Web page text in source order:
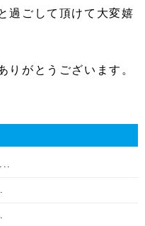
過ごして頂けて大変嬉
りがとうございます。